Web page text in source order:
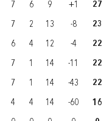
7 6 9 +1 27
7 2 13 -8 23
6 4 12 -4 22
7 1 14 -11 22
7 1 14 -43 22
4 4 14 -60 16